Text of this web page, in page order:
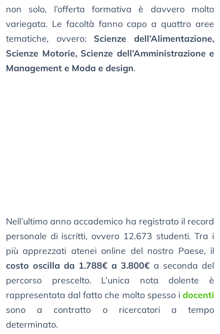
non solo, l’offerta formativa è davvero molto
variegata. Le facoltà fanno capo a quattro aree
tematiche, ovvero: Scienze dell’Alimentazione,
Scienze Motorie, Scienze dell’Amministrazione e
Management e Moda e design.
Nell’ultimo anno accademico ha registrato il record
personale di iscritti, ovvero 12.673 studenti. Tra i
più apprezzati atenei online del nostro Paese, il
costo oscilla da 1.788€ a 3.800€ a seconda del
percorso prescelto. L’unica nota dolente è
rappresentata dal fatto che molto spesso i docenti
sono a contratto o ricercatori a tempo
determinato.